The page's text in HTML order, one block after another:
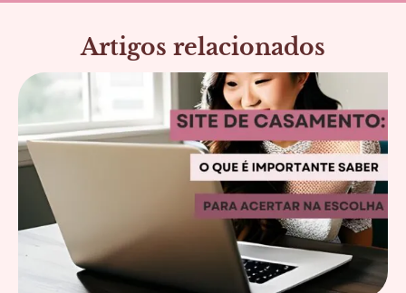
Artigos relacionados
PáginaPáginaPágina